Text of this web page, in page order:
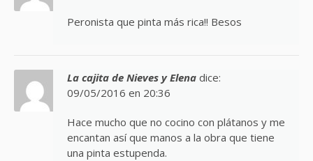
Peronista que pinta más rica!! Besos
La cajita de Nieves y Elena dice:
09/05/2016 en 20:36
Hace mucho que no cocino con plátanos y me
encantan así que manos a la obra que tiene
una pinta estupenda.